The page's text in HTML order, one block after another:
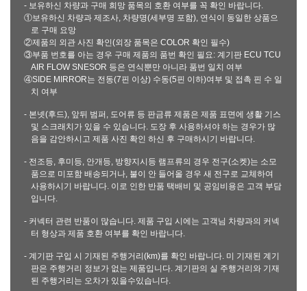
- 보유하신 차량과 구매 희망 품목의 호환 여부를 꼭 확인 바랍니다.
①보유하신 차량과 제조사, 차량명(세부명 포함), 연식이 동일한 상품으
로 구매 요망
②제품의 외관 사진 확인(외장 품목은 COLOR 확인 필수)
③부품 번호를 아는 경우 구매 제품의 품번 확인 필요: 계기판 ECU TCU
AIR FLOW SNESOR 등은 연식뿐만 아니라 품번 일치 여부
④SIDE MIRROR는 전동(7핀 이상) 수동(5핀 이하)여부 및 접촉 핀 수 일
치 여부
- 본넷(후드), 앞뒤 범퍼, 도어류 등 판금류 제품은 제품 표면에 생활 기스
및 스크래치가 있을 수 있습니다. 도장 후 사용하셔야 하는 경우가 많
음을 감안하시고 제품 사진 확인 하신 후 구매하시기 바랍니다.
- 전조등, 후미등, 안개등, 방향지시등 램프류의 경우 전구(소켓)는 소모
품으로 미포함 배송되거나, 불이 안 들어올 경우 새 전구로 교체하여
사용하시기 바랍니다. 이로 인한 반품 택배비 및 공임비용은 고객 부담
입니다.
- 커넥터 관련 반품이 많습니다. 제품 구입 시에는 고객님 차량과의 커넥
터 형상과 제품 호환 여부를 확인 바랍니다.
- 계기판 구입 시 기재된 주행거리(km)를 확인 바랍니다. 미 기재된 계기
판은 주행거리 정보가 없는 제품입니다. 계기판의 실 주행거리와 기재
된 주행거리는 오차가 있을수있습니다.